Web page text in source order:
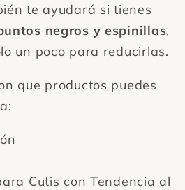
te ayudará si tienes
negros y espinillas,
un poco para reducirlas.
que productos puedes
Cutis con Tendencia al